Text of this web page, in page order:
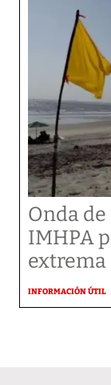
Onda
IMHPA
extrema
INFORMACIÓN ÚTIL